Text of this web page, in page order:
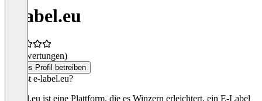
e-label.eu
(0 Bewertungen)
Dieses Profil betreiben
Was ist e-label.eu?
e-label.eu ist eine Plattform, die es Winzern erleichtert, ein E-Label